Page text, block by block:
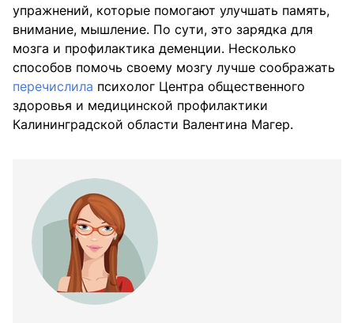
упражнений, которые помогают улучшать память,
внимание, мышление. По сути, это зарядка для
мозга и профилактика деменции. Несколько
способов помочь своему мозгу лучше соображать
перечислила психолог Центра общественного
здоровья и медицинской профилактики
Калининградской области Валентина Магер.